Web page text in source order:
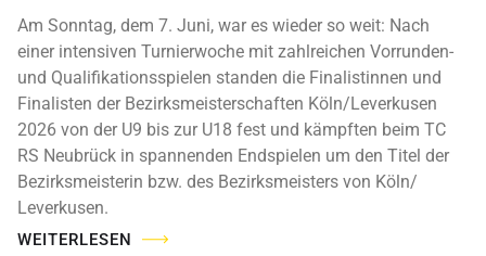
Am Sonntag, dem 7. Juni, war es wieder so weit: Nach
einer intensiven Turnierwoche mit zahlreichen Vorrunden-
und Qualifikationsspielen standen die Finalistinnen und
Finalisten der Bezirksmeisterschaften Köln/Leverkusen
2026 von der U9 bis zur U18 fest und kämpften beim TC
RS Neubrück in spannenden Endspielen um den Titel der
Bezirksmeisterin bzw. des Bezirksmeisters von Köln/
Leverkusen.
WEITERLESEN